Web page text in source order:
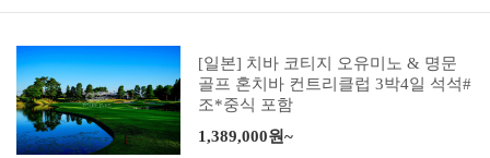
[일본] 치바 코티지 오유미노 & 명문
골프 혼치바 컨트리클럽 3박4일 석석#
조*중식 포함
1,389,000원~